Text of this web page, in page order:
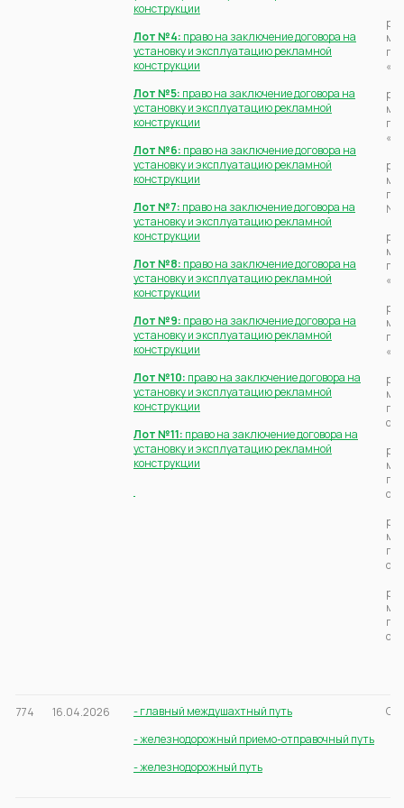
конструкции
Лот №4: право на заключение договора на
установку и эксплуатацию рекламной
конструкции
Лот №5: право на заключение договора на
установку и эксплуатацию рекламной
конструкции
Лот №6: право на заключение договора на
установку и эксплуатацию рекламной
конструкции
Лот №7: право на заключение договора на
установку и эксплуатацию рекламной
конструкции
Лот №8: право на заключение договора на
установку и эксплуатацию рекламной
конструкции
Лот №9: право на заключение договора на
установку и эксплуатацию рекламной
конструкции
Лот №10: право на заключение договора на
установку и эксплуатацию рекламной
конструкции
Лот №11: право на заключение договора на
установку и эксплуатацию рекламной
конструкции
774 16.04.2026
- главный междушахтный путь
- железнодорожный приемо-отправочный путь
- железнодорожный путь